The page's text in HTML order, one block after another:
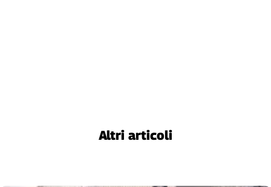
Altri articoli